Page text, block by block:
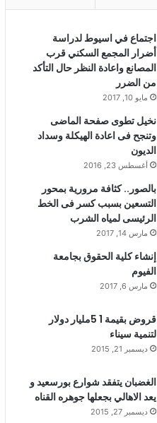
اجتماع في اسيوط لدراسة
أضرار المجمع السكني قرب
المصانع واعادة النظر حال التأكد
من الضرر
مايو 10, 2017
نخيل تطوى صفحة الماضى
وتنجح فى اعادة الهيكلة وسداد
الديون
أغسطس 23, 2016
بالصور.. كثافة مرورية بمحور
التسعين بسبب كسر فى الخط
الرئيسى لمياه الشرب
مارس 14, 2017
إنشاء كلية الحقوق بجامعة
الفيوم
مارس 6, 2017
قروض بقيمة 1 5مليار دولار
لتنمية سيناء
ديسمبر 21, 2015
الغضبان يتفقد شوارع بورسعيد و
يعد الاهالي بجعلها جوهره القناه
ديسمبر 27, 2015